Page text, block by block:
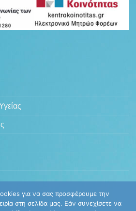
για να σας προσφέρουμε την
στη σελίδα μας. Εάν συνεχίσετε να